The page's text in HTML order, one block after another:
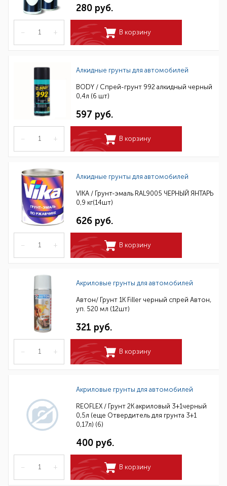
280 руб.
– + В корзину
Алкидные грунты для автомобилей
BODY / Спрей-грунт 992 алкидный черный
0,4л (6 шт)
597 руб.
– + В корзину
Алкидные грунты для автомобилей
VIKA / Грунт-эмаль RAL9005 ЧЕРНЫЙ ЯНТАРЬ
0,9 кг(14шт)
626 руб.
– + В корзину
Акриловые грунты для автомобилей
Автон/ Грунт 1К Filler черный спрей Автон,
уп. 520 мл (12шт)
321 руб.
– + В корзину
Акриловые грунты для автомобилей
REOFLEX / Грунт 2К акриловый 3+1черный
0,5л (еще Отвердитель для грунта 3+1
0,17л) (6)
400 руб.
– + В корзину